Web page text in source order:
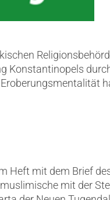
Konstantinopels
Heft mit dem Brief
mit der